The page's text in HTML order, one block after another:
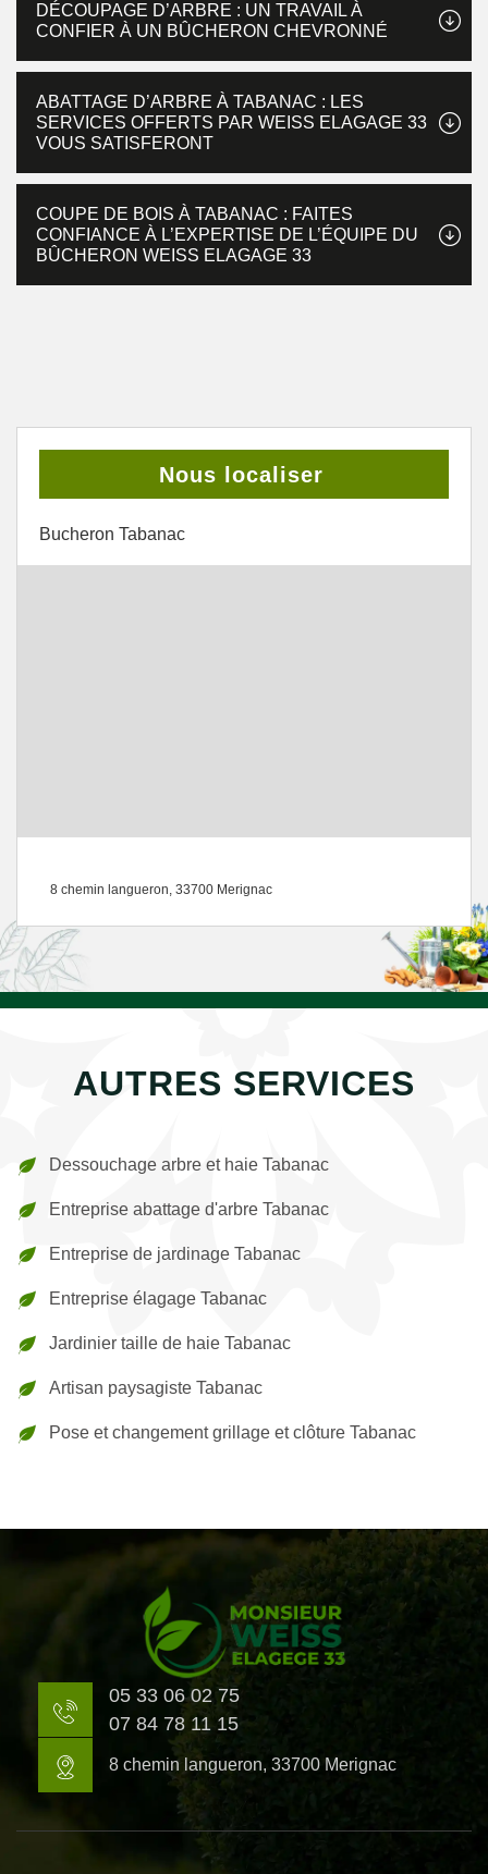
DÉCOUPAGE D’ARBRE : UN TRAVAIL À
CONFIER À UN BÛCHERON CHEVRONNÉ
ABATTAGE D’ARBRE À TABANAC : LES
SERVICES OFFERTS PAR WEISS ELAGAGE 33
VOUS SATISFERONT
COUPE DE BOIS À TABANAC : FAITES
CONFIANCE À L’EXPERTISE DE L’ÉQUIPE DU
BÛCHERON WEISS ELAGAGE 33
Nous localiser
Bucheron Tabanac
8 chemin langueron, 33700 Merignac
AUTRES SERVICES
Dessouchage arbre et haie Tabanac
Entreprise abattage d'arbre Tabanac
Entreprise de jardinage Tabanac
Entreprise élagage Tabanac
Jardinier taille de haie Tabanac
Artisan paysagiste Tabanac
Pose et changement grillage et clôture Tabanac
05 33 06 02 75
07 84 78 11 15
8 chemin langueron, 33700 Merignac